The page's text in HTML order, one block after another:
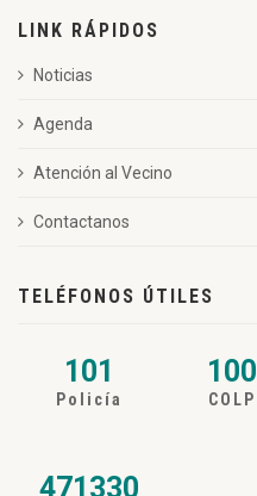
LINK RÁPIDOS
Noticias
Agenda
Atención al Vecino
Contactanos
TELÉFONOS ÚTILES
101
Policía
100
COLP
471330